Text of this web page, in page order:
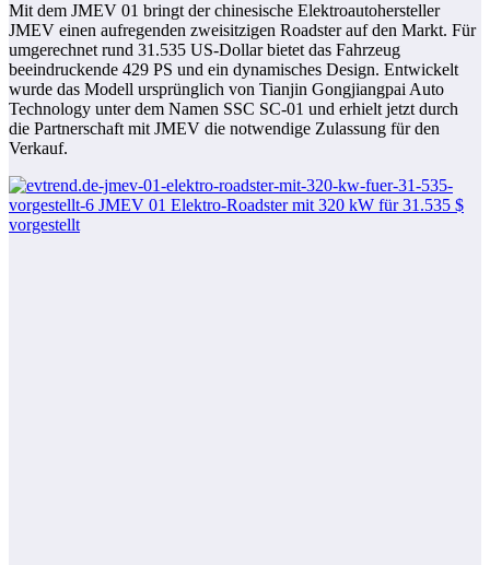
Mit dem JMEV 01 bringt der chinesische Elektroautohersteller
JMEV einen aufregenden zweisitzigen Roadster auf den Markt. Für
umgerechnet rund 31.535 US-Dollar bietet das Fahrzeug
beeindruckende 429 PS und ein dynamisches Design. Entwickelt
wurde das Modell ursprünglich von Tianjin Gongjiangpai Auto
Technology unter dem Namen SSC SC-01 und erhielt jetzt durch
die Partnerschaft mit JMEV die notwendige Zulassung für den
Verkauf.